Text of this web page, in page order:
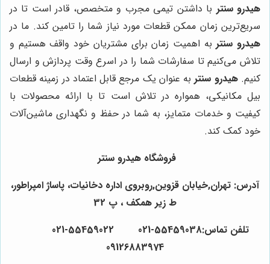
هیدرو سنتر با داشتن تیمی مجرب و متخصص، قادر است تا در
سریع‌ترین زمان ممکن قطعات مورد نیاز شما را تامین کند. ما در
هیدرو سنتربه اهمیت زمان برای مشتریان خود واقف هستیم و
تلاش می‌کنیم تا سفارشات شما را در اسرع وقت پردازش و ارسال
کنیم.هیدرو سنتربه عنوان یک مرجع قابل اعتماد در زمینه قطعات
بیل مکانیکی، همواره در تلاش است تا با ارائه محصولات با
کیفیت و خدمات متمایز، به شما در حفظ و نگهداری ماشین‌آلات
خود کمک کند.
فروشگاه هیدرو سنتر
آدرس: تهران,خیابان قزوین,روبروی اداره دخانیات، پاساژ امپراطور،
ط زیر همکف ، پ 32
09126883974